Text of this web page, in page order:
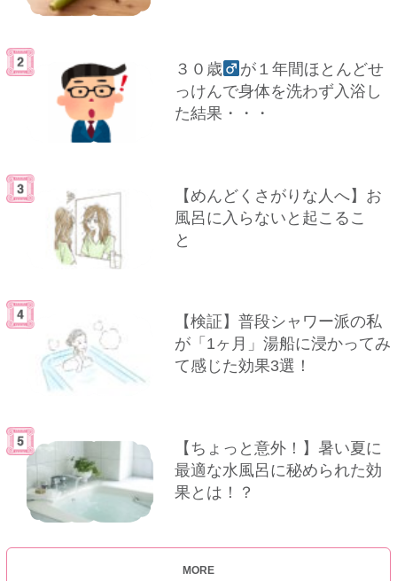
３０歳
が１年間ほとんどせ
っけんで身体を洗わず入浴し
た結果・・・
【めんどくさがりな人へ】お
風呂に入らないと起こるこ
と
【検証】普段シャワー派の私
が「1ヶ月」湯船に浸かってみ
て感じた効果3選！
【ちょっと意外！】暑い夏に
最適な水風呂に秘められた効
果とは！？
MORE